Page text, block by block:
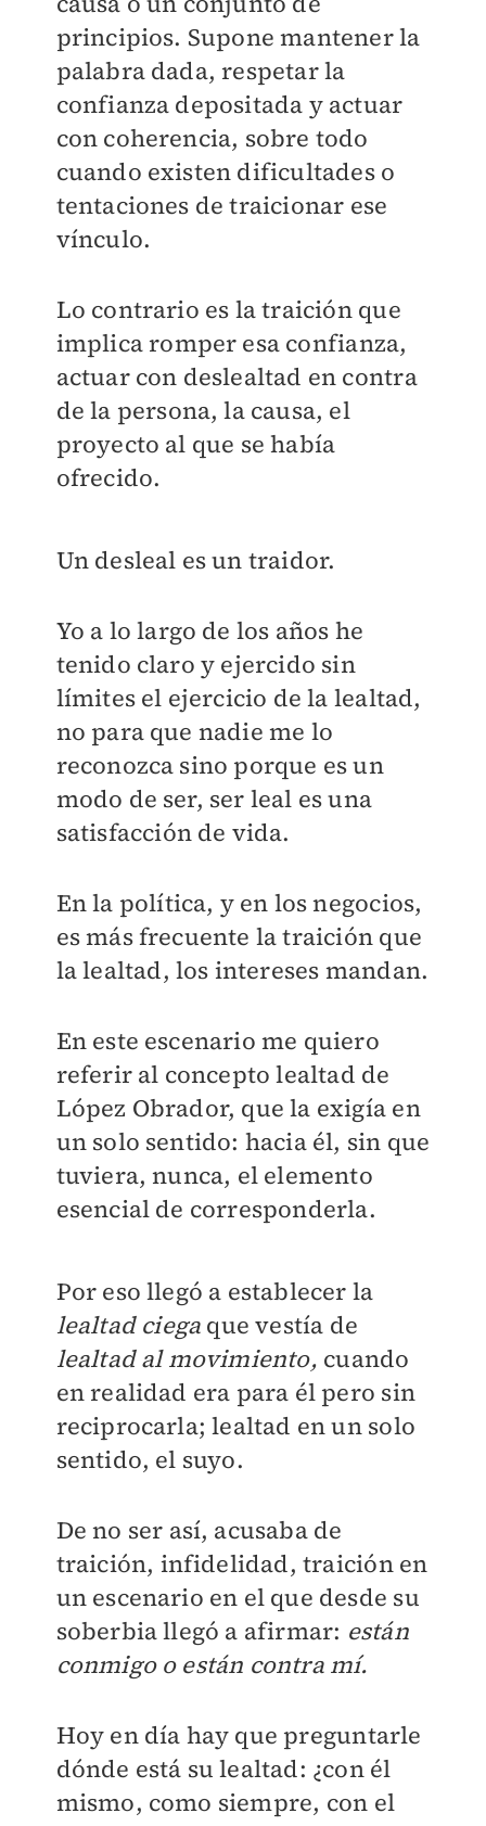
principios. Supone mantener la
palabra dada, respetar la
confianza depositada y actuar
con coherencia, sobre todo
cuando existen dificultades o
tentaciones de traicionar ese
vínculo.
Lo contrario es la traición que
implica romper esa confianza,
actuar con deslealtad en contra
de la persona, la causa, el
proyecto al que se había
ofrecido.
Un desleal es un traidor.
Yo a lo largo de los años he
tenido claro y ejercido sin
límites el ejercicio de la lealtad,
no para que nadie me lo
reconozca sino porque es un
modo de ser, ser leal es una
satisfacción de vida.
En la política, y en los negocios,
es más frecuente la traición que
la lealtad, los intereses mandan.
En este escenario me quiero
referir al concepto lealtad de
López Obrador, que la exigía en
un solo sentido: hacia él, sin que
tuviera, nunca, el elemento
esencial de corresponderla.
Por eso llegó a establecer la
lealtad ciega que vestía de
lealtad al movimiento, cuando
en realidad era para él pero sin
reciprocarla; lealtad en un solo
sentido, el suyo.
De no ser así, acusaba de
traición, infidelidad, traición en
un escenario en el que desde su
soberbia llegó a afirmar: están
conmigo o están contra mí.
Hoy en día hay que preguntarle
dónde está su lealtad: ¿con él
mismo, como siempre, con el